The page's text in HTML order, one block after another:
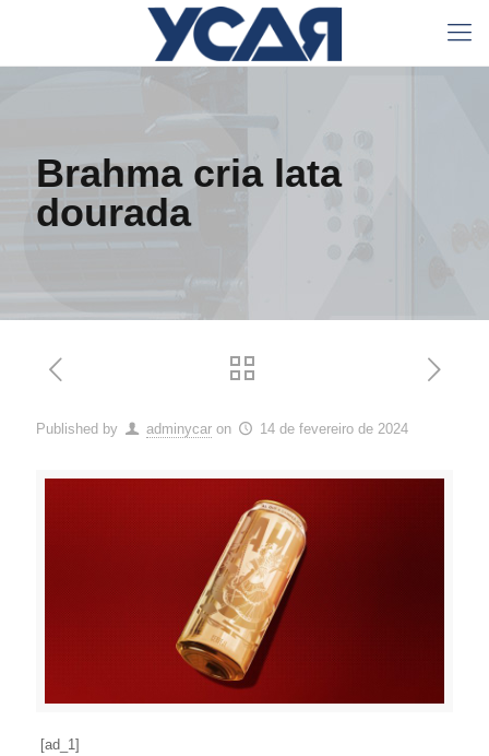
Brahma cria lata
dourada
Published by adminycar on 14 de fevereiro de 2024
[ad_1]